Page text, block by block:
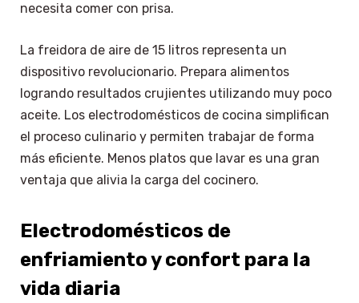
necesita comer con prisa.
La freidora de aire de 15 litros representa un
dispositivo revolucionario. Prepara alimentos
logrando resultados crujientes utilizando muy poco
aceite. Los electrodomésticos de cocina simplifican
el proceso culinario y permiten trabajar de forma
más eficiente. Menos platos que lavar es una gran
ventaja que alivia la carga del cocinero.
Electrodomésticos de
enfriamiento y confort para la
vida diaria